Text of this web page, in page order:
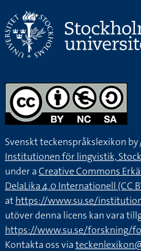
Svenskt teckenspråkslexikon by
Institutionen för lingvistik,
under aCreative Commons
DelaLika 4.0 Internationell (CC
athttps://www.su.se/
utöver denna licens kan vara
https://www.su.se/forskning/
Kontakta oss via